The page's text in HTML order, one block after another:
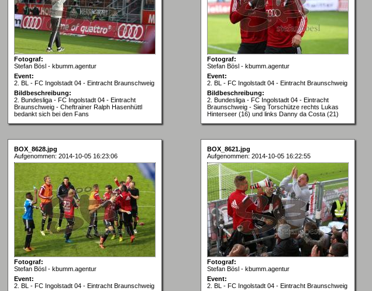
Fotograf:
Stefan Bösl - kbumm.agentur
Event:
2. BL - FC Ingolstadt 04 - Eintracht Braunschweig
Bildbeschreibung:
2. Bundesliga - FC Ingolstadt 04 - Eintracht
Braunschweig - Cheftrainer Ralph Hasenhüttl
bedankt sich bei den Fans
Fotograf:
Stefan Bösl - kbumm.agentur
Event:
2. BL - FC Ingolstadt 04 - Eintracht Braunschweig
Bildbeschreibung:
2. Bundesliga - FC Ingolstadt 04 - Eintracht
Braunschweig - Sieg Torschütze rechts Lukas
Hinterseer (16) und links Danny da Costa (21)
BOX_8628.jpg
Aufgenommen: 2014-10-05 16:23:06
Fotograf:
Stefan Bösl - kbumm.agentur
Event:
2. BL - FC Ingolstadt 04 - Eintracht Braunschweig
BOX_8621.jpg
Aufgenommen: 2014-10-05 16:22:55
Fotograf:
Stefan Bösl - kbumm.agentur
Event:
2. BL - FC Ingolstadt 04 - Eintracht Braunschweig